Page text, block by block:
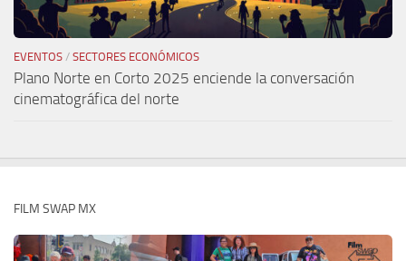
EVENTOS / SECTORES ECONÓMICOS
Plano Norte en Corto 2025 enciende la conversación
cinematográfica del norte
FILM SWAP MX